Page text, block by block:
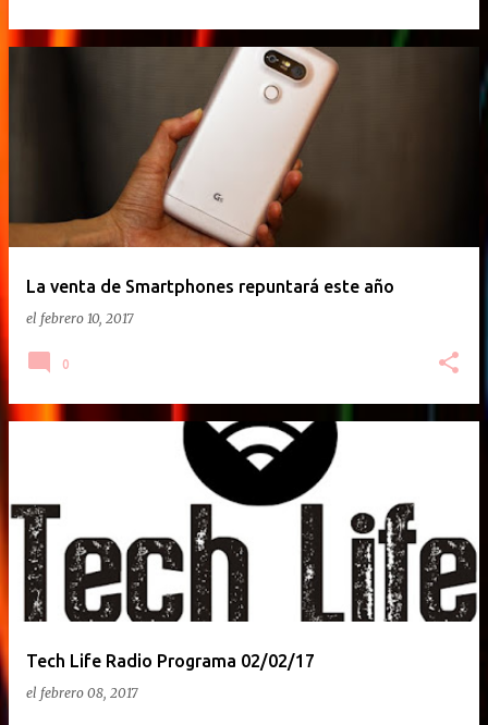
La venta de Smartphones repuntará este año
el febrero 10, 2017
0
Tech Life Radio Programa 02/02/17
el febrero 08, 2017